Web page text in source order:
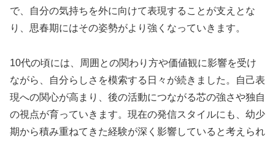
で、自分の気持ちを外に向けて表現することが支えとな
り、思春期にはその姿勢がより強くなっていきます。
10代の頃には、周囲との関わり方や価値観に影響を受け
ながら、自分らしさを模索する日々が続きました。自己表
現への関心が高まり、後の活動につながる芯の強さや独自
の視点が育っていきます。現在の発信スタイルにも、幼少
期から積み重ねてきた経験が深く影響していると考えられ